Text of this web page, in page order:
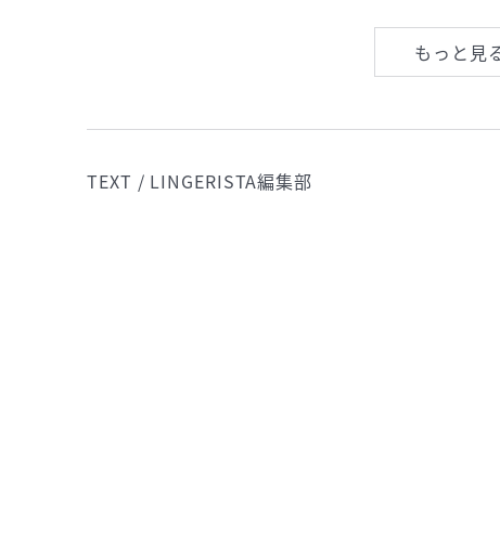
もっと見
TEXT / LINGERISTA編集部